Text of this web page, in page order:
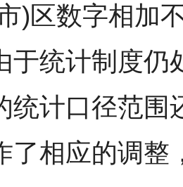
)区数字相加
于统计制度仍
统计口径范围
了相应的调整